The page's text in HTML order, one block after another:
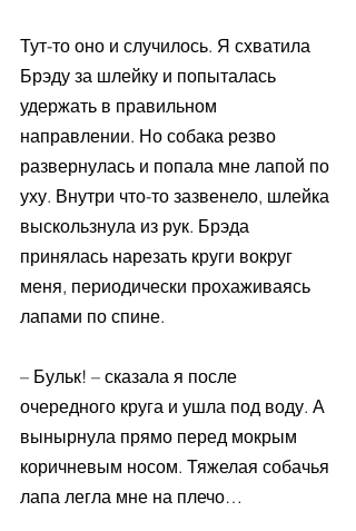
Тут-то оно и случилось. Я схватила
Брэду за шлейку и попыталась
удержать в правильном
направлении. Но собака резво
развернулась и попала мне лапой по
уху. Внутри что-то зазвенело, шлейка
выскользнула из рук. Брэда
принялась нарезать круги вокруг
меня, периодически прохаживаясь
лапами по спине.
– Бульк! – сказала я после
очередного круга и ушла под воду. А
вынырнула прямо перед мокрым
коричневым носом. Тяжелая собачья
лапа легла мне на плечо…